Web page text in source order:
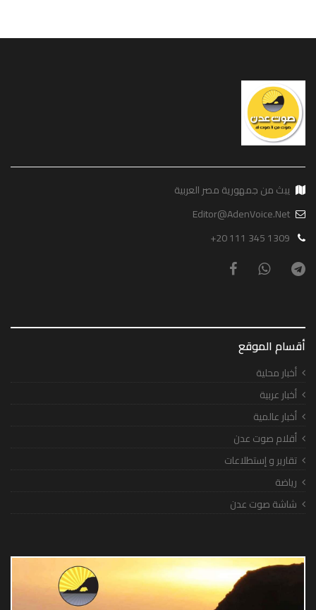
يبث من جمهورية مصر العربية
Editor@AdenVoice.Net
+20 111 345 1309
أقسام الموقع
أخبار محلية
أخبار عربية
أخبار عالمية
أقلام صوت عدن
تقارير و إستطلاعات
رياضة
شاشة صوت عدن